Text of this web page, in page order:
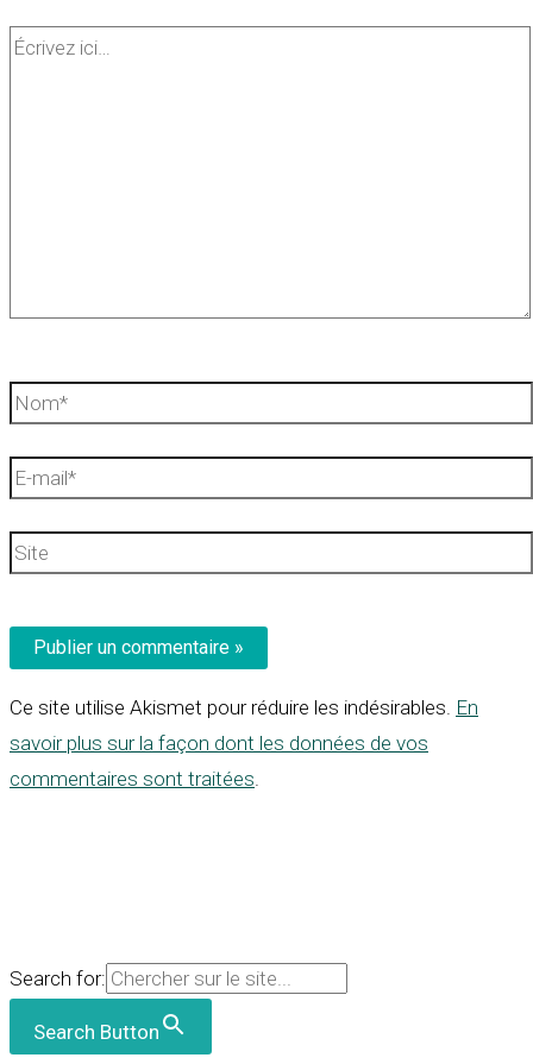
Écrivez
Nom*
E-
Site
Ce site utilise Akismet pour réduire les indésirables. En
savoir plus sur la façon dont les données de vos
commentaires sont traitées
Search for:
Search Button